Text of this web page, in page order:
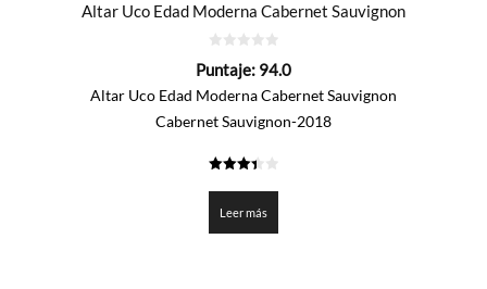
Altar Uco Edad Moderna Cabernet Sauvignon
de
Puntaje: 94.0
Altar Uco Edad Moderna Cabernet Sauvignon
Cabernet Sauvignon-2018
de 5
Leer más